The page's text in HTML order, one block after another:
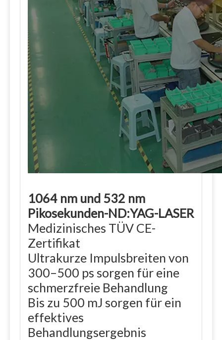
1064 nm und 532 nm
Pikosekunden-ND:YAG-LASER
Medizinisches TÜV CE-
Zertifikat
Ultrakurze Impulsbreiten von
300–500 ps sorgen für eine
schmerzfreie Behandlung
Bis zu 500 mJ sorgen für ein
effektives
Behandlungsergebnis